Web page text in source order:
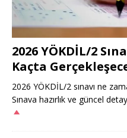
2026 YÖKDİL/2
Kaçta
2026 YÖKDİL/2 sınavı ne
Sınava hazırlık ve güncel